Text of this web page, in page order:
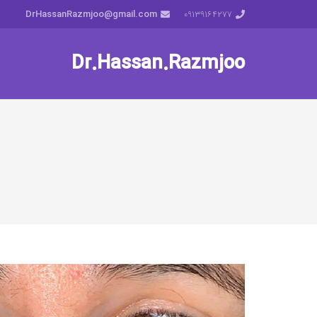
‎09139164277
DrHassanRazmjoo@gmail.com
Dr.Hassan.Razmjoo